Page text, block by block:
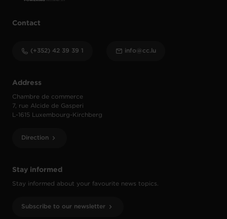
Stay informed
Stay informed about your favourite news topics.
Subscribe to our newsletter
Address
Chambre de commerce
7, rue Alcide de Gasperi
L-1615 Luxembourg-Kirchberg
Direction
Contact
(+352) 42 39 39 1 info@cc.lu